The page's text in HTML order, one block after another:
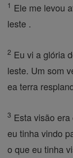
1 Ele me levou
leste .
2 Eu vi a glória
leste. Um som
ea terra
3 Esta visão
eu tinha vindo
o que eu tinha